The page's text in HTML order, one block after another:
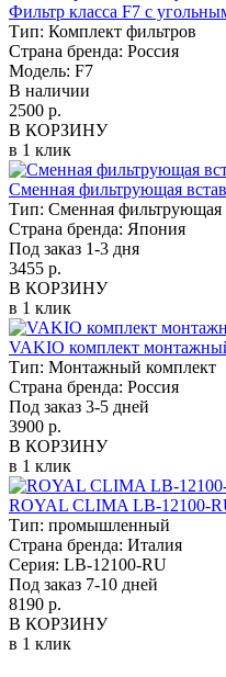
Фильтр класса F7 с
Тип: Комплект фильтров
Страна бренда: Россия
Модель: F7
В наличии
2500 р.
В КОРЗИНУ
в 1 клик
Сменная фильтрующая
Тип: Сменная фильтрующая
Страна бренда: Япония
Под заказ 1-3 дня
3455 р.
В КОРЗИНУ
в 1 клик
VAKIO комплект
Тип: Монтажный комплект
Страна бренда: Россия
Под заказ 3-5 дней
3900 р.
В КОРЗИНУ
в 1 клик
ROYAL CLIMA LB-12100-
Тип: промышленный
Страна бренда: Италия
Серия: LB-12100-RU
Под заказ 7-10 дней
8190 р.
В КОРЗИНУ
в 1 клик